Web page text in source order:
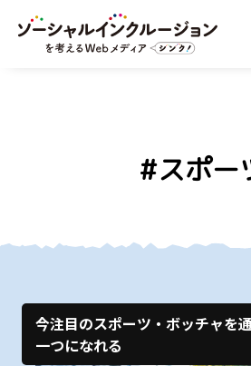
#スポー
今注目のスポーツ・ボッチャを
一つになれる